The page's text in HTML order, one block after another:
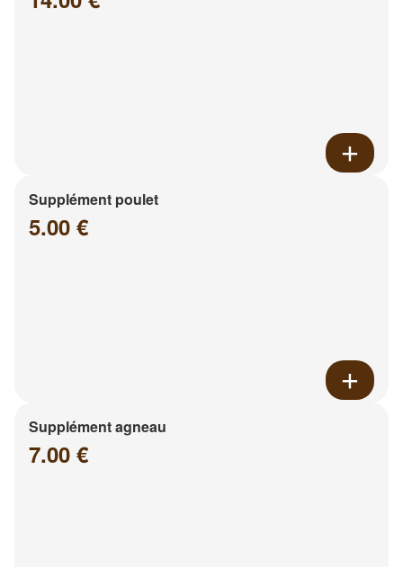
Supplément poulet
5.00 €
Supplément agneau
7.00 €